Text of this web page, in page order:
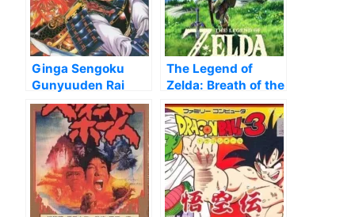
Ginga Sengoku
Gunyuuden Rai
The Legend of
Zelda: Breath of the
Wild